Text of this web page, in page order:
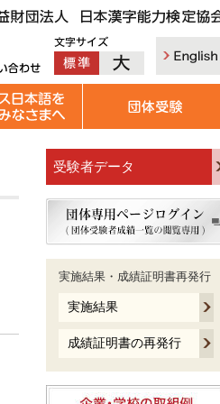
受験者データ
実施結果・成績証明書再発行
実施結果
成績証明書の再発行